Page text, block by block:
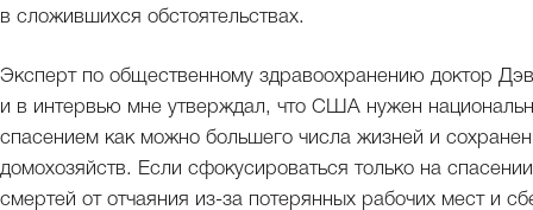
в сложившихся обстоятельствах.
Эксперт по общественному здравоохранению доктор
и в интервью мне утверждал, что США нужен
спасением как можно большего числа жизней и
домохозяйств. Если сфокусироваться только на
смертей от отчаяния из-за потерянных рабочих мест и